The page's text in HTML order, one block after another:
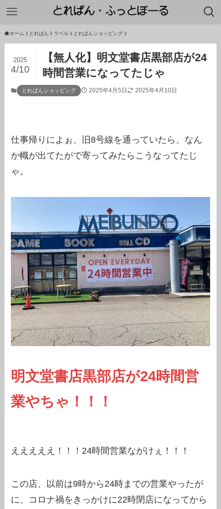
ホーム とれぱんトラベル とれぱんショッピング
【無人化】明文堂書店黒部店が24
時間営業になってたじゃ
2025
4/10
とれぱんショッピング 2025年4月5日 2025年4月10日
仕事帰りによぉ、旧8号線を通っていたら、なん
か幟が出てたがで寄ってみたらこうなってたじ
ゃ。
明文堂書店黒部店が24時間営
業やちゃ！！！
えええええ！！！24時間営業ながけぇ！！！
この店、以前は9時から24時までの営業やったが
に、コロナ禍をきっかけに22時閉店になってから